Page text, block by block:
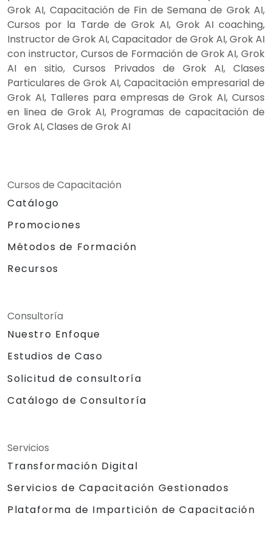
Grok AI, Capacitación de Fin de Semana de Grok AI,
Cursos por la Tarde de Grok AI, Grok AI coaching,
Instructor de Grok AI, Capacitador de Grok AI, Grok AI
con instructor, Cursos de Formación de Grok AI, Grok
AI en sitio, Cursos Privados de Grok AI, Clases
Particulares de Grok AI, Capacitación empresarial de
Grok AI, Talleres para empresas de Grok AI, Cursos
en linea de Grok AI, Programas de capacitación de
Grok AI, Clases de Grok AI
Cursos de Capacitación
Catálogo
Promociones
Métodos de Formación
Recursos
Consultoría
Nuestro Enfoque
Estudios de Caso
Solicitud de consultoría
Catálogo de Consultoría
Servicios
Transformación Digital
Servicios de Capacitación Gestionados
Plataforma de Impartición de Capacitación